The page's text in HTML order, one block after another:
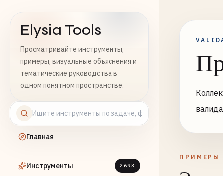
Elysia Tools
Просматривайте инструменты,
примеры, визуальные объяснения и
тематические руководства в
одном понятном пространстве.
Главная
Инструменты 2693
ПРИМЕРЫ